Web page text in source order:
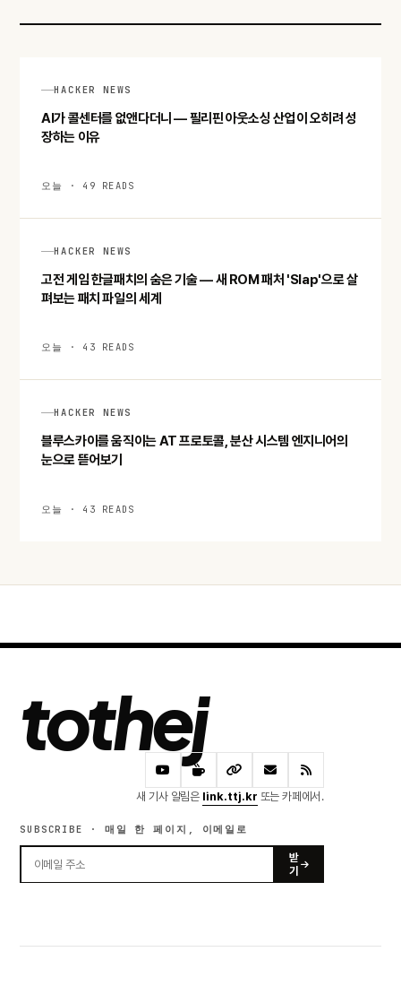
HACKER NEWS
AI가 콜센터를 없앤다더니 — 필리핀 아웃소싱 산업이 오히려 성
장하는 이유
오늘 · 49 READS
HACKER NEWS
고전 게임 한글패치의 숨은 기술 — 새 ROM 패처 'Slap'으로 살
펴보는 패치 파일의 세계
오늘 · 43 READS
HACKER NEWS
블루스카이를 움직이는 AT 프로토콜, 분산 시스템 엔지니어의
눈으로 뜯어보기
오늘 · 43 READS
tothej
새 기사 알림은 link.ttj.kr 또는 카페에서.
SUBSCRIBE · 매일 한 페이지, 이메일로
받
기